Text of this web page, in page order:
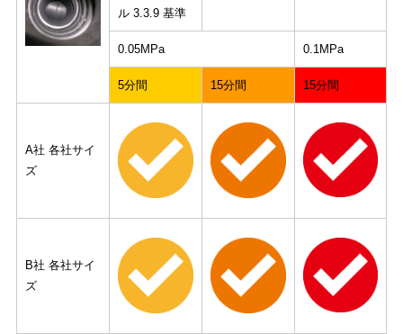
ル 3.3.9 基準
0.05MPa 0.1MPa
5分間 15分間 15分間
A社 各社サイ
ズ
B社 各社サイ
ズ